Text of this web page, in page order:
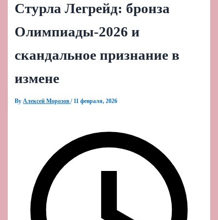
Стурла Легрейд: бронза
Олимпиады‑2026 и
скандальное признание в
измене
ByАлексей Морозов/ 11 февраля, 2026